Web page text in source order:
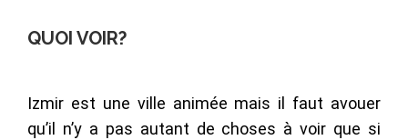
QUOI VOIR?
Izmir est une ville animée mais il faut avouer
qu’il n’y a pas autant de choses à voir que si